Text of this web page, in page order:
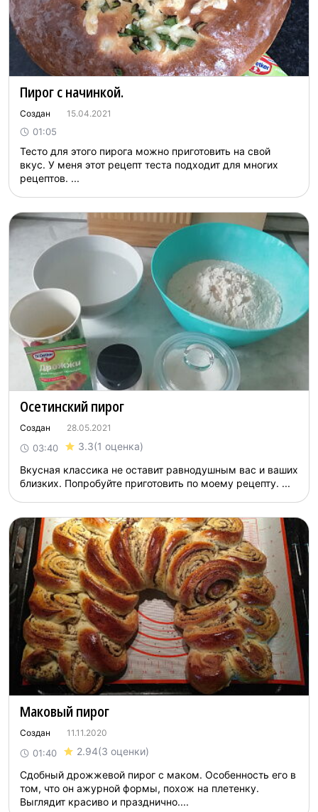
Пирог с начинкой.
Создан 15.04.2021
01:05
Тесто для этого пирога можно приготовить на свой
вкус. У меня этот рецепт теста подходит для многих
рецептов. ...
Осетинский пирог
Создан 28.05.2021
03:40 3.3(1 оценка)
Вкусная классика не оставит равнодушным вас и ваших
близких. Попробуйте приготовить по моему рецепту. ...
Маковый пирог
Создан 11.11.2020
01:40 2.94(3 оценки)
Сдобный дрожжевой пирог с маком. Особенность его в
том, что он ажурной формы, похож на плетенку.
Выглядит красиво и празднично....